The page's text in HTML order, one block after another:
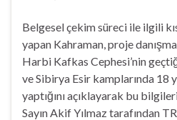
Belgesel çekim süreci ile ilgili
yapan Kahraman, proje
Harbi Kafkas Cephesi’nin
ve Sibirya Esir kamplarında 18
yaptığını açıklayarak bu
Sayın Akif Yılmaz tarafından